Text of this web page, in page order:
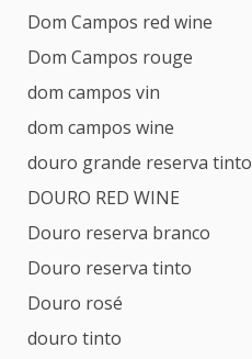
Dom Campos red wine
Dom Campos rouge
dom campos vin
dom campos wine
douro grande reserva tinto
DOURO RED WINE
Douro reserva branco
Douro reserva tinto
Douro rosé
douro tinto